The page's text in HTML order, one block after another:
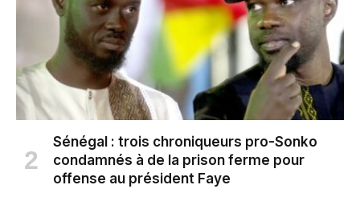
Sénégal : trois chroniqueurs pro-Sonko
condamnés à de la prison ferme pour
offense au président Faye